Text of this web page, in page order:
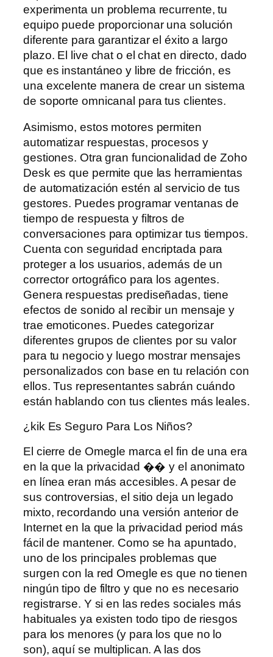
experimenta un problema recurrente, tu
equipo puede proporcionar una solución
diferente para garantizar el éxito a largo
plazo. El live chat o el chat en directo, dado
que es instantáneo y libre de fricción, es
una excelente manera de crear un sistema
de soporte omnicanal para tus clientes.
Asimismo, estos motores permiten
automatizar respuestas, procesos y
gestiones. Otra gran funcionalidad de Zoho
Desk es que permite que las herramientas
de automatización estén al servicio de tus
gestores. Puedes programar ventanas de
tiempo de respuesta y filtros de
conversaciones para optimizar tus tiempos.
Cuenta con seguridad encriptada para
proteger a los usuarios, además de un
corrector ortográfico para los agentes.
Genera respuestas prediseñadas, tiene
efectos de sonido al recibir un mensaje y
trae emoticones. Puedes categorizar
diferentes grupos de clientes por su valor
para tu negocio y luego mostrar mensajes
personalizados con base ​​en tu relación con
ellos. Tus representantes sabrán cuándo
están hablando con tus clientes más leales.
¿kik Es Seguro Para Los Niños?
El cierre de Omegle marca el fin de una era
en la que la privacidad �� y el anonimato
en línea eran más accesibles. A pesar de
sus controversias, el sitio deja un legado
mixto, recordando una versión anterior de
Internet en la que la privacidad period más
fácil de mantener. Como se ha apuntado,
uno de los principales problemas que
surgen con la red Omegle es que no tienen
ningún tipo de filtro y que no es necesario
registrarse. Y si en las redes sociales más
habituales ya existen todo tipo de riesgos
para los menores (y para los que no lo
son), aquí se multiplican. A las dos